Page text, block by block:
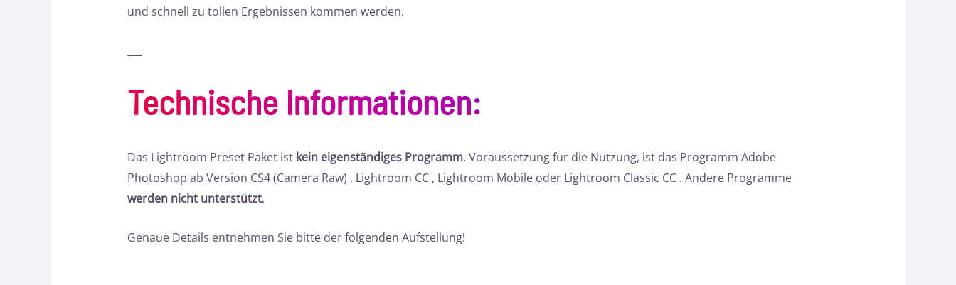
und schnell zu tollen Ergebnissen kommen werden.
Technische Informationen:
Das Lightroom Preset Paket ist kein eigenständiges Programm. Voraussetzung für die Nutzung, ist das Programm Adobe
Photoshop ab Version CS4 (Camera Raw) , Lightroom CC , Lightroom Mobile oder Lightroom Classic CC . Andere Programme
werden nicht unterstützt.
Genaue Details entnehmen Sie bitte der folgenden Aufstellung!